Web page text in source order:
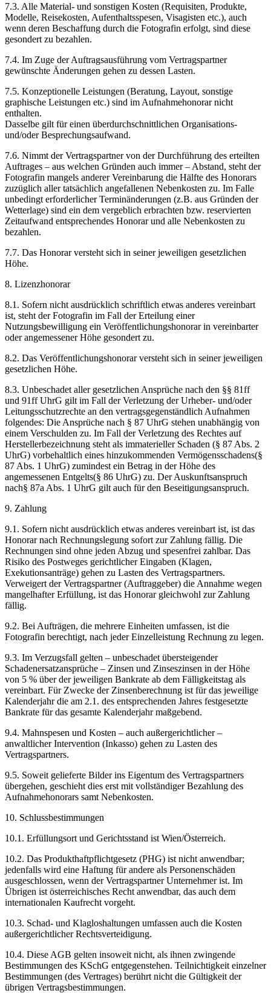
7.3. Alle Material- und sonstigen Kosten (Requisiten, Produkte,
Modelle, Reisekosten, Aufenthaltsspesen, Visagisten etc.), auch
wenn deren Beschaffung durch die Fotografin erfolgt, sind diese
gesondert zu bezahlen.
7.4. Im Zuge der Auftragsausführung vom Vertragspartner
gewünschte Änderungen gehen zu dessen Lasten.
7.5. Konzeptionelle Leistungen (Beratung, Layout, sonstige
graphische Leistungen etc.) sind im Aufnahmehonorar nicht
enthalten.
Dasselbe gilt für einen überdurchschnittlichen Organisations-
und/oder Besprechungsaufwand.
7.6. Nimmt der Vertragspartner von der Durchführung des erteilten
Auftrages – aus welchen Gründen auch immer – Abstand, steht der
Fotografin mangels anderer Vereinbarung die Hälfte des Honorars
zuzüglich aller tatsächlich angefallenen Nebenkosten zu. Im Falle
unbedingt erforderlicher Terminänderungen (z.B. aus Gründen der
Wetterlage) sind ein dem vergeblich erbrachten bzw. reservierten
Zeitaufwand entsprechendes Honorar und alle Nebenkosten zu
bezahlen.
7.7. Das Honorar versteht sich in seiner jeweiligen gesetzlichen
Höhe.
8. Lizenzhonorar
8.1. Sofern nicht ausdrücklich schriftlich etwas anderes vereinbart
ist, steht der Fotografin im Fall der Erteilung einer
Nutzungsbewilligung ein Veröffentlichungshonorar in vereinbarter
oder angemessener Höhe gesondert zu.
8.2. Das Veröffentlichungshonorar versteht sich in seiner jeweiligen
gesetzlichen Höhe.
8.3. Unbeschadet aller gesetzlichen Ansprüche nach den §§ 81ff
und 91ff UhrG gilt im Fall der Verletzung der Urheber- und/oder
Leitungsschutzrechte an den vertragsgegenständlich Aufnahmen
folgendes: Die Ansprüche nach § 87 UhrG stehen unabhängig von
einem Verschulden zu. Im Fall der Verletzung des Rechtes auf
Herstellerbezeichnung steht als immaterieller Schaden (§ 87 Abs. 2
UhrG) vorbehaltlich eines hinzukommenden Vermögensschadens(§
87 Abs. 1 UhrG) zumindest ein Betrag in der Höhe des
angemessenen Entgelts(§ 86 UhrG) zu. Der Auskunftsanspruch
nach§ 87a Abs. 1 UhrG gilt auch für den Beseitigungsanspruch.
9. Zahlung
9.1. Sofern nicht ausdrücklich etwas anderes vereinbart ist, ist das
Honorar nach Rechnungslegung sofort zur Zahlung fällig. Die
Rechnungen sind ohne jeden Abzug und spesenfrei zahlbar. Das
Risiko des Postweges gerichtlicher Eingaben (Klagen,
Exekutionsanträge) gehen zu Lasten des Vertragspartners.
Verweigert der Vertragspartner (Auftraggeber) die Annahme wegen
mangelhafter Erfüllung, ist das Honorar gleichwohl zur Zahlung
fällig.
9.2. Bei Aufträgen, die mehrere Einheiten umfassen, ist die
Fotografin berechtigt, nach jeder Einzelleistung Rechnung zu legen.
9.3. Im Verzugsfall gelten – unbeschadet übersteigender
Schadenersatzansprüche – Zinsen und Zinseszinsen in der Höhe
von 5 % über der jeweiligen Bankrate ab dem Fälligkeitstag als
vereinbart. Für Zwecke der Zinsenberechnung ist für das jeweilige
Kalenderjahr die am 2.1. des entsprechenden Jahres festgesetzte
Bankrate für das gesamte Kalenderjahr maßgebend.
9.4. Mahnspesen und Kosten – auch außergerichtlicher –
anwaltlicher Intervention (Inkasso) gehen zu Lasten des
Vertragspartners.
9.5. Soweit gelieferte Bilder ins Eigentum des Vertragspartners
übergehen, geschieht dies erst mit vollständiger Bezahlung des
Aufnahmehonorars samt Nebenkosten.
10. Schlussbestimmungen
10.1. Erfüllungsort und Gerichtsstand ist Wien/Österreich.
10.2. Das Produkthaftpflichtgesetz (PHG) ist nicht anwendbar;
jedenfalls wird eine Haftung für andere als Personenschäden
ausgeschlossen, wenn der Vertragspartner Unternehmer ist. Im
Übrigen ist österreichisches Recht anwendbar, das auch dem
internationalen Kaufrecht vorgeht.
10.3. Schad- und Klagloshaltungen umfassen auch die Kosten
außergerichtlicher Rechtsverteidigung.
10.4. Diese AGB gelten insoweit nicht, als ihnen zwingende
Bestimmungen des KSchG entgegenstehen. Teilnichtigkeit einzelner
Bestimmungen (des Vertrages) berührt nicht die Gültigkeit der
übrigen Vertragsbestimmungen.